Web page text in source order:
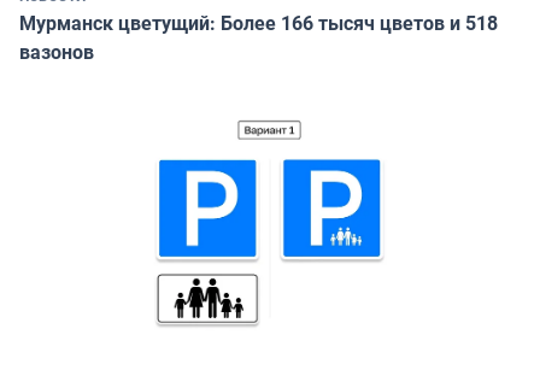
Мурманск цветущий: Более 166 тысяч цветов и 518
вазонов